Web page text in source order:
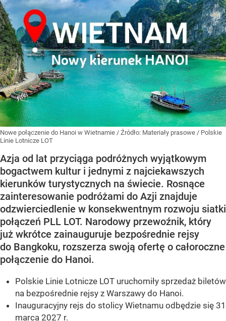
Nowe połączenie do Hanoi w Wietnamie / Źródło: Materiały prasowe / Polskie
Linie Lotnicze LOT
Azja od lat przyciąga podróżnych wyjątkowym
bogactwem kultur i jednymi z najciekawszych
kierunków turystycznych na świecie. Rosnące
zainteresowanie podróżami do Azji znajduje
odzwierciedlenie w konsekwentnym rozwoju siatki
połączeń PLL LOT. Narodowy przewoźnik, który
już wkrótce zainauguruje bezpośrednie rejsy
do Bangkoku, rozszerza swoją ofertę o całoroczne
połączenie do Hanoi.
Polskie Linie Lotnicze LOT uruchomiły sprzedaż biletów
na bezpośrednie rejsy z Warszawy do Hanoi.
Inauguracyjny rejs do stolicy Wietnamu odbędzie się 31
marca 2027 r.